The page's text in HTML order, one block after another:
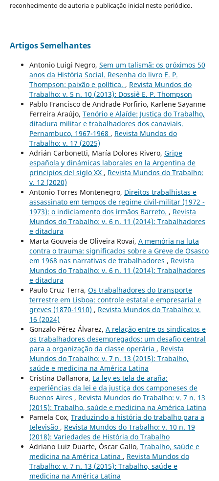
reconhecimento de autoria e publicação inicial neste periódico.
Artigos Semelhantes
Antonio Luigi Negro, Sem um talismã: os próximos 50
anos da História Social. Resenha do livro E. P.
Thompson: paixão e política. , Revista Mundos do
Trabalho: v. 5 n. 10 (2013): Dossiê E. P. Thompson
Pablo Francisco de Andrade Porfirio, Karlene Sayanne
Ferreira Araújo, Tenório e Alaíde: Justiça do Trabalho,
ditadura militar e trabalhadores dos canaviais.
Pernambuco, 1967-1968 , Revista Mundos do
Trabalho: v. 17 (2025)
Adrián Carbonetti, María Dolores Rivero, Gripe
española y dinámicas laborales en la Argentina de
principios del siglo XX , Revista Mundos do Trabalho:
v. 12 (2020)
Antonio Torres Montenegro, Direitos trabalhistas e
assassinato em tempos de regime civil-militar (1972 -
1973): o indiciamento dos irmãos Barreto. , Revista
Mundos do Trabalho: v. 6 n. 11 (2014): Trabalhadores
e ditadura
Marta Gouveia de Oliveira Rovai, A memória na luta
contra o trauma: significados sobre a Greve de Osasco
em 1968 nas narrativas de trabalhadores , Revista
Mundos do Trabalho: v. 6 n. 11 (2014): Trabalhadores
e ditadura
Paulo Cruz Terra, Os trabalhadores do transporte
terrestre em Lisboa: controle estatal e empresarial e
greves (1870-1910) , Revista Mundos do Trabalho: v.
16 (2024)
Gonzalo Pérez Álvarez, A relação entre os sindicatos e
os trabalhadores desempregados: um desafio central
para a organização da classe operária , Revista
Mundos do Trabalho: v. 7 n. 13 (2015): Trabalho,
saúde e medicina na América Latina
Cristina Dallanora, La ley es tela de araña:
experiências da lei e da justiça dos camponeses de
Buenos Aires , Revista Mundos do Trabalho: v. 7 n. 13
(2015): Trabalho, saúde e medicina na América Latina
Pamela Cox, Traduzindo a história do trabalho para a
televisão , Revista Mundos do Trabalho: v. 10 n. 19
(2018): Variedades de História do Trabalho
Adriano Luiz Duarte, Óscar Gallo, Trabalho, saúde e
medicina na América Latina , Revista Mundos do
Trabalho: v. 7 n. 13 (2015): Trabalho, saúde e
medicina na América Latina